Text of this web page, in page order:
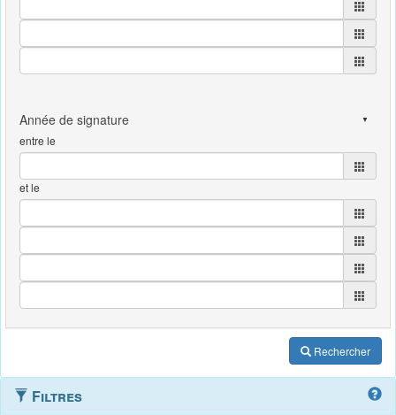
entre le
et le
Rechercher
Filtres